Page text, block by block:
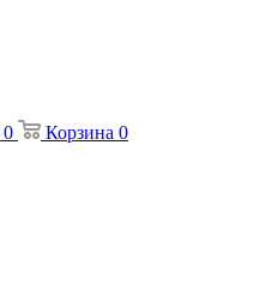
0 Корзина 0